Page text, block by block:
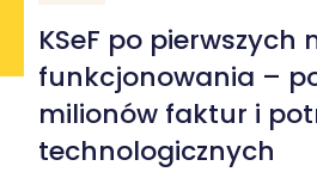
KSeF po pierwszych
funkcjonowania –
milionów faktur i
technologicznych